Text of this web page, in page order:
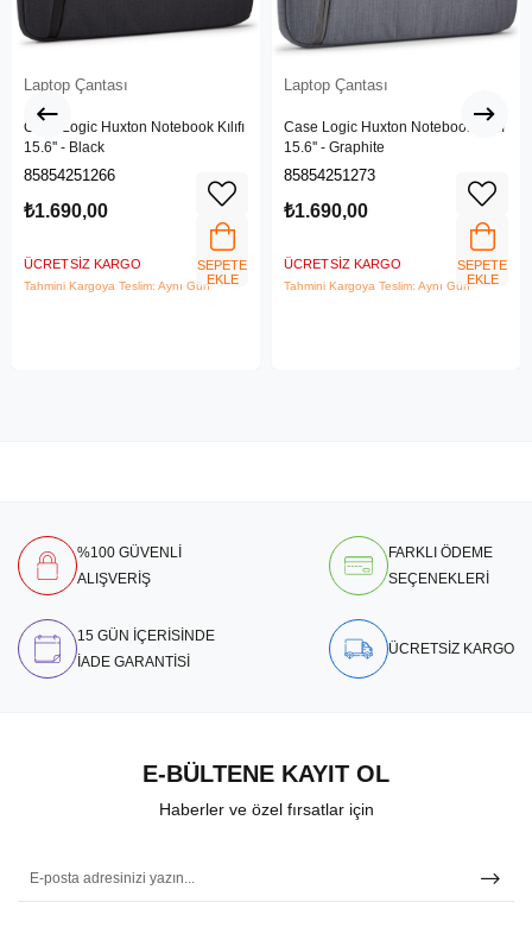
Laptop Çantası
Case Logic Huxton Notebook Kılıfı
15.6'' - Black
85854251266
₺1.690,00
ÜCRETSIZ KARGO
Tahmini Kargoya Teslim: Aynı Gün
SEPETE
EKLE
Laptop Çantası
Case Logic Huxton Notebook Kılıfı
15.6'' - Graphite
85854251273
₺1.690,00
ÜCRETSIZ KARGO
Tahmini Kargoya Teslim: Aynı Gün
SEPETE
EKLE
%100 GÜVENLİ
ALIŞVERİŞ
FARKLI ÖDEME
SEÇENEKLERİ
15 GÜN İÇERİSİNDE
İADE GARANTİSİ
ÜCRETSİZ KARGO
E-BÜLTENE KAYIT OL
Haberler ve özel fırsatlar için